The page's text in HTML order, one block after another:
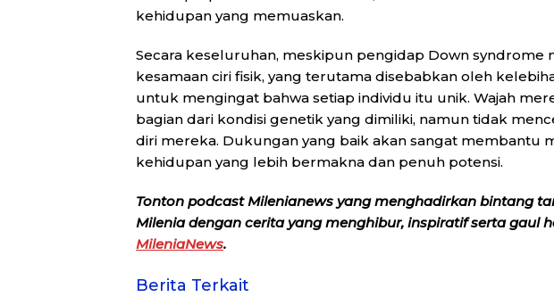
kehidupan yang memuaskan.
Secara keseluruhan, meskipun pengidap Down syndrome
kesamaan ciri fisik, yang terutama disebabkan oleh
untuk mengingat bahwa setiap individu itu unik. Wajah
bagian dari kondisi genetik yang dimiliki, namun tidak
diri mereka. Dukungan yang baik akan sangat membantu
kehidupan yang lebih bermakna dan penuh potensi.
Tonton podcast Milenianews yang menghadirkan bintang
Milenia dengan cerita yang menghibur, inspiratif serta gaul
MileniaNews.
Berita Terkait